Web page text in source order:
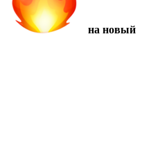
на новый